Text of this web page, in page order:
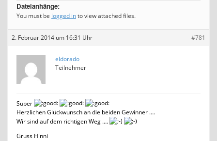
Dateianhänge:
You must be logged into view attached files.
2. Februar 2014 um 16:31 Uhr #781
eldorado
Teilnehmer
Super
Herzlichen Glückwunsch an die beiden Gewinner ….
Wir sind auf dem richtigen Weg ….
Gruss Hinni